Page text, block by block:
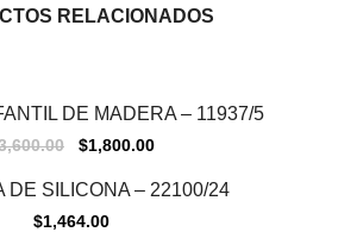
RELACIONADOS
DE MADERA – 11937/5
$1,800.00
DE SILICONA – 22100/24
$1,464.00